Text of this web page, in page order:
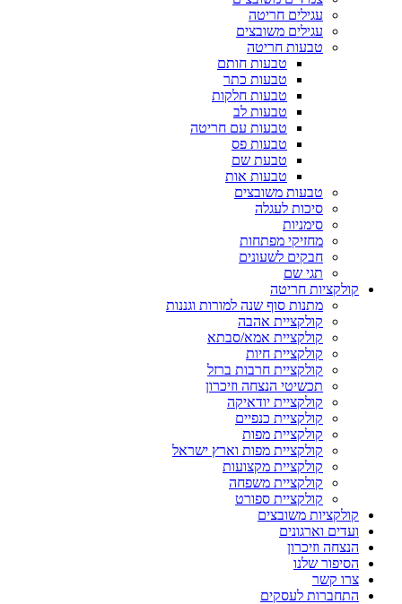
עגילים חריטה
עגילים משובצים
טבעות חריטה
טבעות חותם
טבעות כתר
טבעות חלקות
טבעות לב
טבעות עם חריטה
טבעות פס
טבעת שם
טבעות אות
טבעות משובצים
סיכות לעגלה
סימניות
מחזיקי מפתחות
חבקים לשעונים
תגי שם
קולקציות חריטה
מתנות סוף שנה למורות וגננות
קולקציית אהבה
קולקציית אמא/סבתא
קולקציית חיות
קולקציית חרבות ברזל
תכשיטי הנצחה וזיכרון
קולקציית יודאיקה
קולקציית כנפיים
קולקציית מפות
קולקציית מפות וארץ ישראל
קולקציית מקצועות
קולקציית משפחה
קולקציית ספורט
קולקציות משובצים
ועדים וארגונים
הנצחה וזיכרון
הסיפור שלנו
צרו קשר
התחברות לעסקים